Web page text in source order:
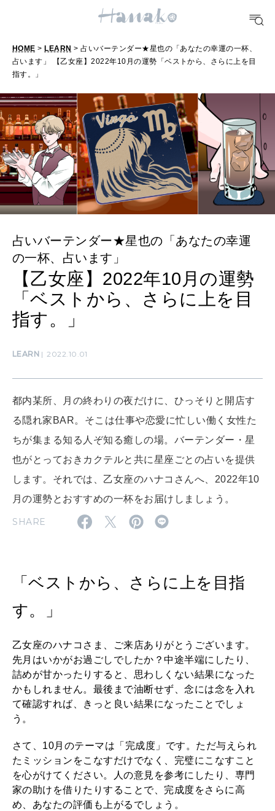
10 CATEGORIES
FOOD
TRAVEL
どこ行く？
FORTUNE
明日のわたし
[12星座別] Monthly Love Holoscope
女神まり愛のタロットメッセージ
算命学がわかる今月のあなた
HEALTH
LEARN
SUSTAINABLE
わたしができること
CULTURE
自分を耕す
2026年9月号「北海道 おいしく遊ぶ、夏のご褒美旅。」
2026年8月号『お茶の時間です。』
2026年7月号「鎌倉 ローカルが 教えてくれた 本当の歩き方。」
2026年6月号「大銀座 トレンドが生まれる 新しい一流店へ。」
2026年5月号「“大好き”に出会いに。韓国」
2026年4月号「未来をつくる、学びの教科書。」
MAGAZINE MOOK
FOLLOW US!
HOME > LEARN > 占いバーテンダー★星也の「あなたの幸運の一杯、
占います」 【乙女座】2022年10月の運勢「ベストから、さらに上を目
指す。」
占いバーテンダー★星也の「あなたの幸運
の一杯、占います」
【乙女座】2022年10月の運勢
「ベストから、さらに上を目
指す。」
LEARN 2022.10.01
都内某所、月の終わりの夜だけに、ひっそりと開店す
る隠れ家BAR。そこは仕事や恋愛に忙しい働く女性た
ちが集まる知る人ぞ知る癒しの場。バーテンダー・星
也がとっておきカクテルと共に星座ごとの占いを提供
します。それでは、乙女座のハナコさんへ、2022年10
月の運勢とおすすめの一杯をお届けしましょう。
SHARE
「ベストから、さらに上を目指
す。」
乙女座のハナコさま、ご来店ありがとうございます。
先月はいかがお過ごしでしたか？中途半端にしたり、
詰めが甘かったりすると、思わしくない結果になった
かもしれません。最後まで油断せず、念には念を入れ
て確認すれば、きっと良い結果になったことでしょ
う。
さて、10月のテーマは「完成度」です。ただ与えられ
たミッションをこなすだけでなく、完璧にこなすこと
を心がけてください。人の意見を参考にしたり、専門
家の助けを借りたりすることで、完成度をさらに高
め、あなたの評価も上がるでしょう。